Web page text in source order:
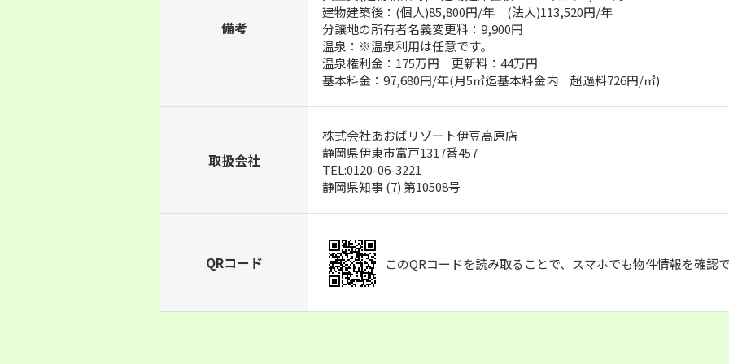
備考
建物建築後：(個人)85,800円/年 (法人)113,520円/年
分譲地の所有者名義変更料：9,900円
温泉：※温泉利用は任意です。
温泉権利金：175万円 更新料：44万円
基本料金：97,680円/年(月5㎥迄基本料金内 超過料726円/㎥)
取扱会社
株式会社あおばリゾート伊豆高原店
静岡県伊東市富戸1317番457
TEL:0120-06-3221
静岡県知事 (7) 第10508号
QRコード このQRコードを読み取ることで、スマホでも物件情報を確認で